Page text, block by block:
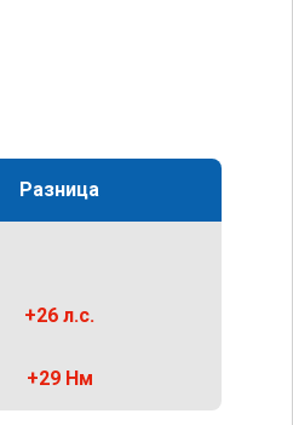
Разница
+26 л.с.
+29 Нм